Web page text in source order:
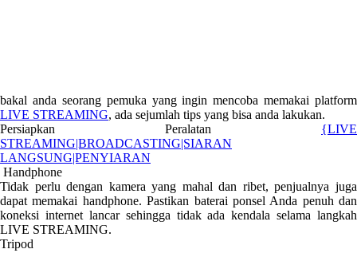
bakal anda seorang pemuka yang ingin mencoba memakai platform
LIVE STREAMING, ada sejumlah tips yang bisa anda lakukan.
Persiapkan Peralatan {LIVE
STREAMING|BROADCASTING|SIARAN
LANGSUNG|PENYIARAN
Handphone
Tidak perlu dengan kamera yang mahal dan ribet, penjualnya juga
dapat memakai handphone. Pastikan baterai ponsel Anda penuh dan
koneksi internet lancar sehingga tidak ada kendala selama langkah
LIVE STREAMING.
Tripod